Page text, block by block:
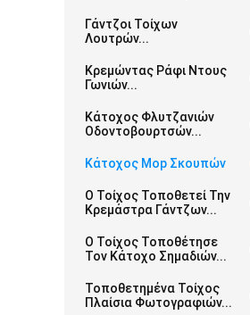
Γάντζοι Τοίχων
Λουτρών...
Κρεμώντας Ράφι Ντους
Γωνιών...
Κάτοχος Φλυτζανιών
Οδοντοβουρτσών...
Κάτοχος Mop Σκουπών
Ο Τοίχος Τοποθετεί Την
Κρεμάστρα Γάντζων...
Ο Τοίχος Τοποθέτησε
Τον Κάτοχο Σημαδιών...
Τοποθετημένα Τοίχος
Πλαίσια Φωτογραφιών...